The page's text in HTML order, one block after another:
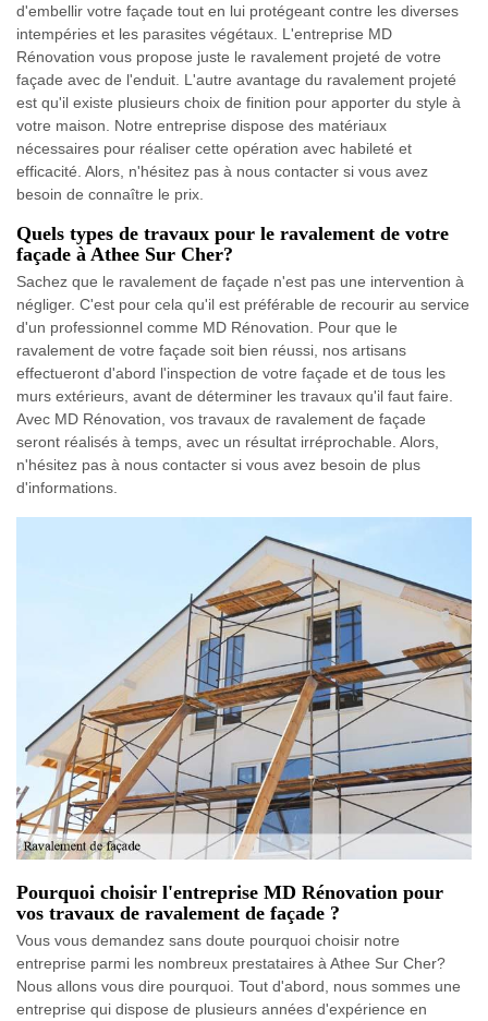
d'embellir votre façade tout en lui protégeant contre les diverses
intempéries et les parasites végétaux. L'entreprise MD
Rénovation vous propose juste le ravalement projeté de votre
façade avec de l'enduit. L'autre avantage du ravalement projeté
est qu'il existe plusieurs choix de finition pour apporter du style à
votre maison. Notre entreprise dispose des matériaux
nécessaires pour réaliser cette opération avec habileté et
efficacité. Alors, n'hésitez pas à nous contacter si vous avez
besoin de connaître le prix.
Quels types de travaux pour le ravalement de votre
façade à Athee Sur Cher?
Sachez que le ravalement de façade n'est pas une intervention à
négliger. C'est pour cela qu'il est préférable de recourir au service
d'un professionnel comme MD Rénovation. Pour que le
ravalement de votre façade soit bien réussi, nos artisans
effectueront d'abord l'inspection de votre façade et de tous les
murs extérieurs, avant de déterminer les travaux qu'il faut faire.
Avec MD Rénovation, vos travaux de ravalement de façade
seront réalisés à temps, avec un résultat irréprochable. Alors,
n'hésitez pas à nous contacter si vous avez besoin de plus
d'informations.
Pourquoi choisir l'entreprise MD Rénovation pour
vos travaux de ravalement de façade ?
Vous vous demandez sans doute pourquoi choisir notre
entreprise parmi les nombreux prestataires à Athee Sur Cher?
Nous allons vous dire pourquoi. Tout d'abord, nous sommes une
entreprise qui dispose de plusieurs années d'expérience en